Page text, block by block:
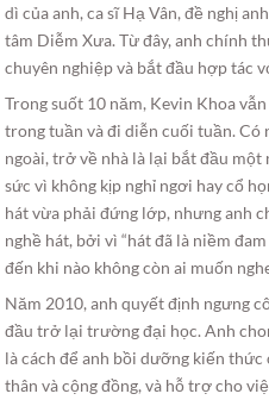
dì của anh, ca sĩ Hạ Vân, đề nghị
tâm Diễm Xưa. Từ đây, anh chính
chuyên nghiệp và bắt đầu hợp tác
Trong suốt 10 năm, Kevin Khoa
trong tuần và đi diễn cuối tuần.
ngoài, trở về nhà là lại bắt đầu một
sức vì không kịp nghỉ ngơi hay cổ
hát vừa phải đứng lớp, nhưng anh
nghề hát, bởi vì “hát đã là niềm
đến khi nào không còn ai muốn
Năm 2010, anh quyết định ngưng
đầu trở lại trường đại học. Anh
là cách để anh bồi dưỡng kiến
thân và cộng đồng, và hỗ trợ cho